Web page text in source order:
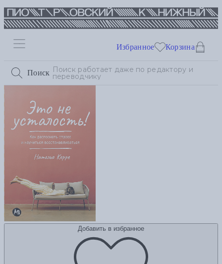
Поиск
Избранное Корзина
Добавить в избранное